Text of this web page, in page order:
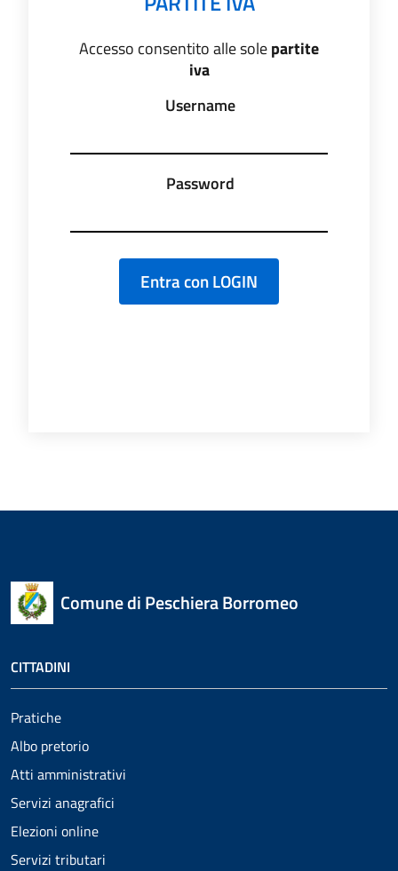
Accesso consentito alle solepartite
iva
Username
Password
Comune di Peschiera Borromeo
CITTADINI
Pratiche
Albo pretorio
Atti amministrativi
Servizi anagrafici
Elezioni online
Servizi tributari